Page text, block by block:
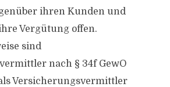
ihren Kunden und
Vergütung offen.
sind
nach § 34f GewO
Versicherungsvermittler